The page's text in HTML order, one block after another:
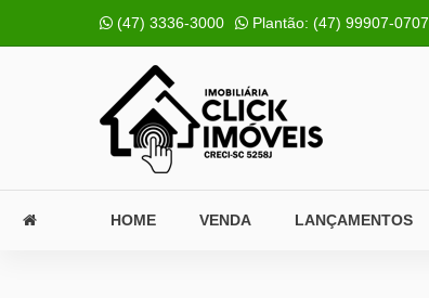
(47) 3336-3000 Plantão: (47) 99907-0707
HOME VENDA LANÇAMENTOS